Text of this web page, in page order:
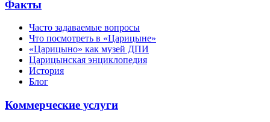
Факты
Часто задаваемые вопросы
Что посмотреть в «Царицыне»
«Царицыно» как музей ДПИ
Царицынская энциклопедия
История
Блог
Коммерческие услуги